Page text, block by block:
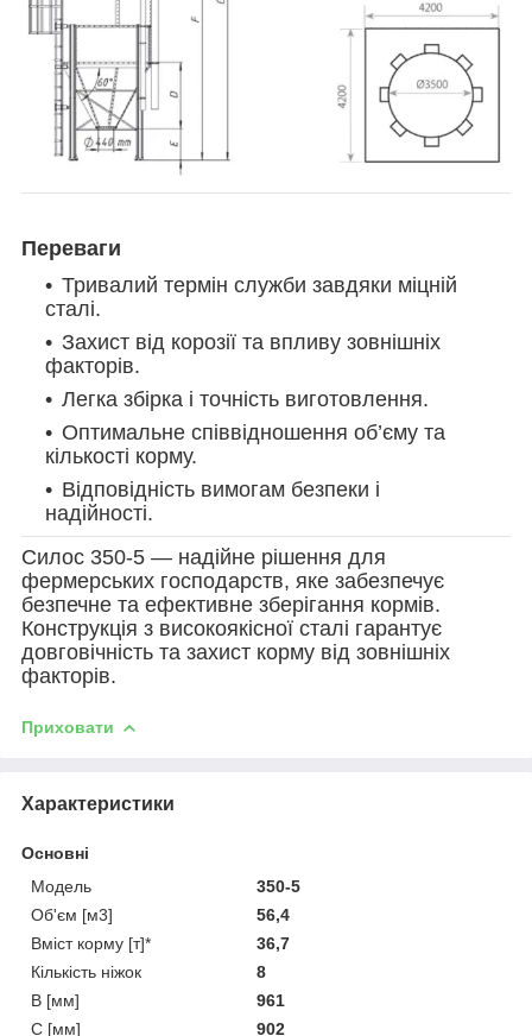
Переваги
Тривалий термін служби завдяки міцній
сталі.
Захист від корозії та впливу зовнішніх
факторів.
Легка збірка і точність виготовлення.
Оптимальне співвідношення об’єму та
кількості корму.
Відповідність вимогам безпеки і
надійності.
Силос 350-5 — надійне рішення для
фермерських господарств, яке забезпечує
безпечне та ефективне зберігання кормів.
Конструкція з високоякісної сталі гарантує
довговічність та захист корму від зовнішніх
факторів.
Приховати
Характеристики
Основні
Модель
350-5
Об'єм [м3]
56,4
Вміст корму [т]*
36,7
Кількість ніжок
8
B [мм]
961
C [мм]
902